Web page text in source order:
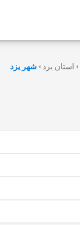
استان یزد شهر یزد